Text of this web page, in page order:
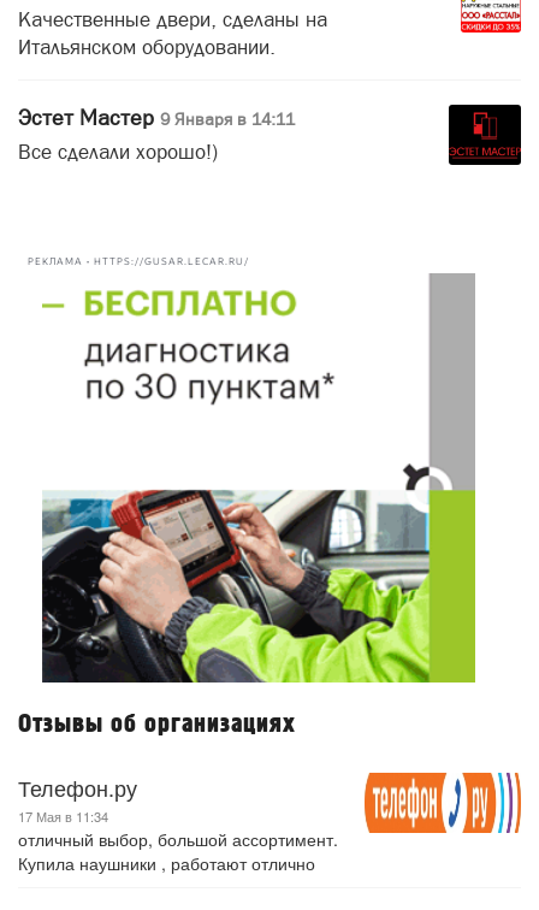
Качественные двери, сделаны на
Итальянском оборудовании.
Эстет Мастер 9 Января в 14:11
Все сделали хорошо!)
РЕКЛАМА • HTTPS://GUSAR.LECAR.RU/
Отзывы об организациях
Телефон.ру
17 Мая в 11:34
отличный выбор, большой ассортимент.
Купила наушники , работают отлично